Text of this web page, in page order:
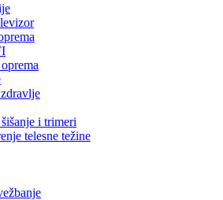
i trimeri
telesne težine